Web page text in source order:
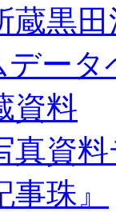
蔵黒
ータ
資料
真資
珠』